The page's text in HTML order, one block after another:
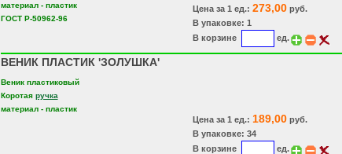
материал - пластик
ГОСТ Р-50962-96
Цена за 1 ед.: 273,00руб.
В упаковке: 1
В корзине
ед.
ВЕНИК ПЛАСТИК 'ЗОЛУШКА'
Веник пластиковый
Коротая ручка
материал - пластик
Цена за 1 ед.: 189,00руб.
В упаковке: 34
В корзине
ед.